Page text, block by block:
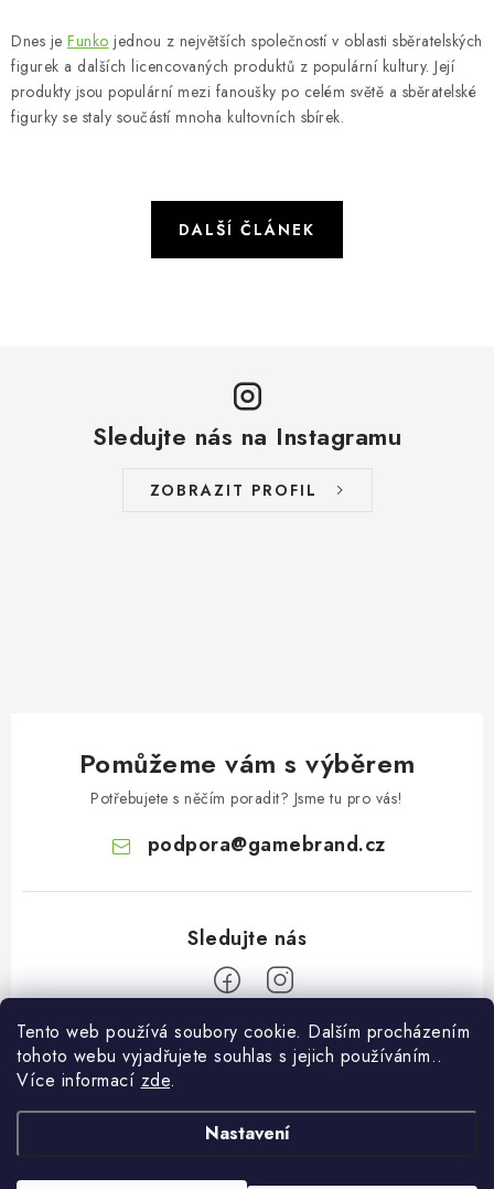
Tento web používá soubory cookie. Dalším procházením
tohoto webu vyjadřujete souhlas s jejich používáním..
Více informací zde.
Nastavení
Dnes je Funko jednou z největších společností v oblasti sběratelských
figurek a dalších licencovaných produktů z populární kultury. Její
produkty jsou populární mezi fanoušky po celém světě a sběratelské
figurky se staly součástí mnoha kultovních sbírek.
DALŠÍ ČLÁNEK
Sledujte nás na Instagramu
ZOBRAZIT PROFIL
Pomůžeme vám s výběrem
Potřebujete s něčím poradit? Jsme tu pro vás!
podpora@gamebrand.cz
Pomoc a informace
Doprava a platba
O Gamebrandu